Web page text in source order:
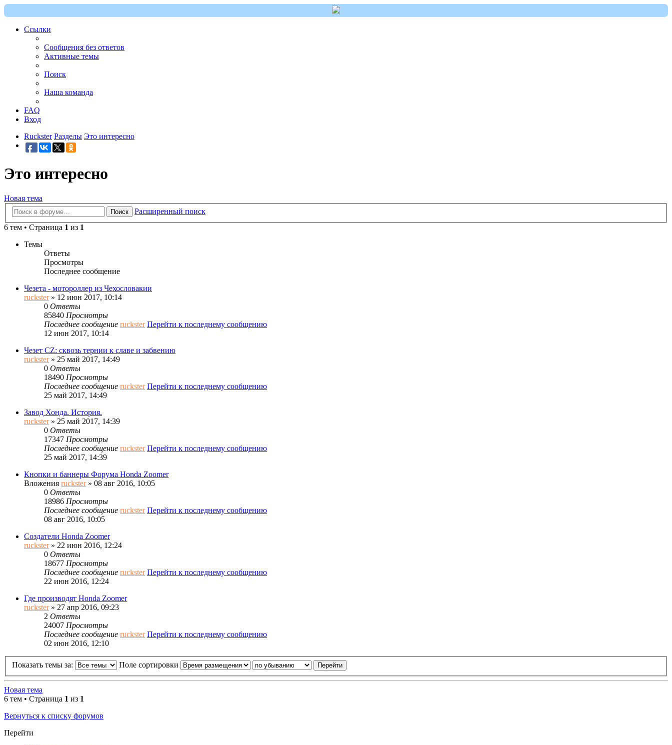
Ссылки
Сообщения без ответов
Активные темы
Поиск
Наша команда
FAQ
Вход
Ruckster Разделы Это интересно
Это интересно
Новая тема
Поиск
Расширенный поиск
6 тем • Страница 1 из 1
Темы
Ответы
Просмотры
Последнее сообщение
Чезета - мотороллер из Чехословакии
ruckster» 12 июн 2017, 10:14
0 Ответы
85840 Просмотры
Последнее сообщение ruckster Перейти к последнему сообщению
12 июн 2017, 10:14
Чезет CZ: сквозь тернии к славе и забвению
ruckster» 25 май 2017, 14:49
0 Ответы
18490 Просмотры
Последнее сообщение ruckster Перейти к последнему сообщению
25 май 2017, 14:49
Завод Хонда. История.
ruckster» 25 май 2017, 14:39
0 Ответы
17347 Просмотры
Последнее сообщение ruckster Перейти к последнему сообщению
25 май 2017, 14:39
Кнопки и баннеры Форума Honda Zoomer
Вложения ruckster» 08 авг 2016, 10:05
0 Ответы
18986 Просмотры
Последнее сообщение ruckster Перейти к последнему сообщению
08 авг 2016, 10:05
Создатели Honda Zoomer
ruckster» 22 июн 2016, 12:24
0 Ответы
18677 Просмотры
Последнее сообщение ruckster Перейти к последнему сообщению
22 июн 2016, 12:24
Где производят Honda Zoomer
ruckster» 27 апр 2016, 09:23
2 Ответы
24007 Просмотры
Последнее сообщение ruckster Перейти к последнему сообщению
02 июн 2016, 12:10
Показать темы за: Поле сортировки
Новая тема
6 тем • Страница 1 из 1
Вернуться к списку форумов
Перейти